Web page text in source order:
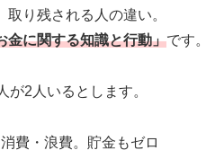
り残される人の違い。
金に関する知識と行動」です。
が2人いるとします。
費・浪費。貯金もゼロ